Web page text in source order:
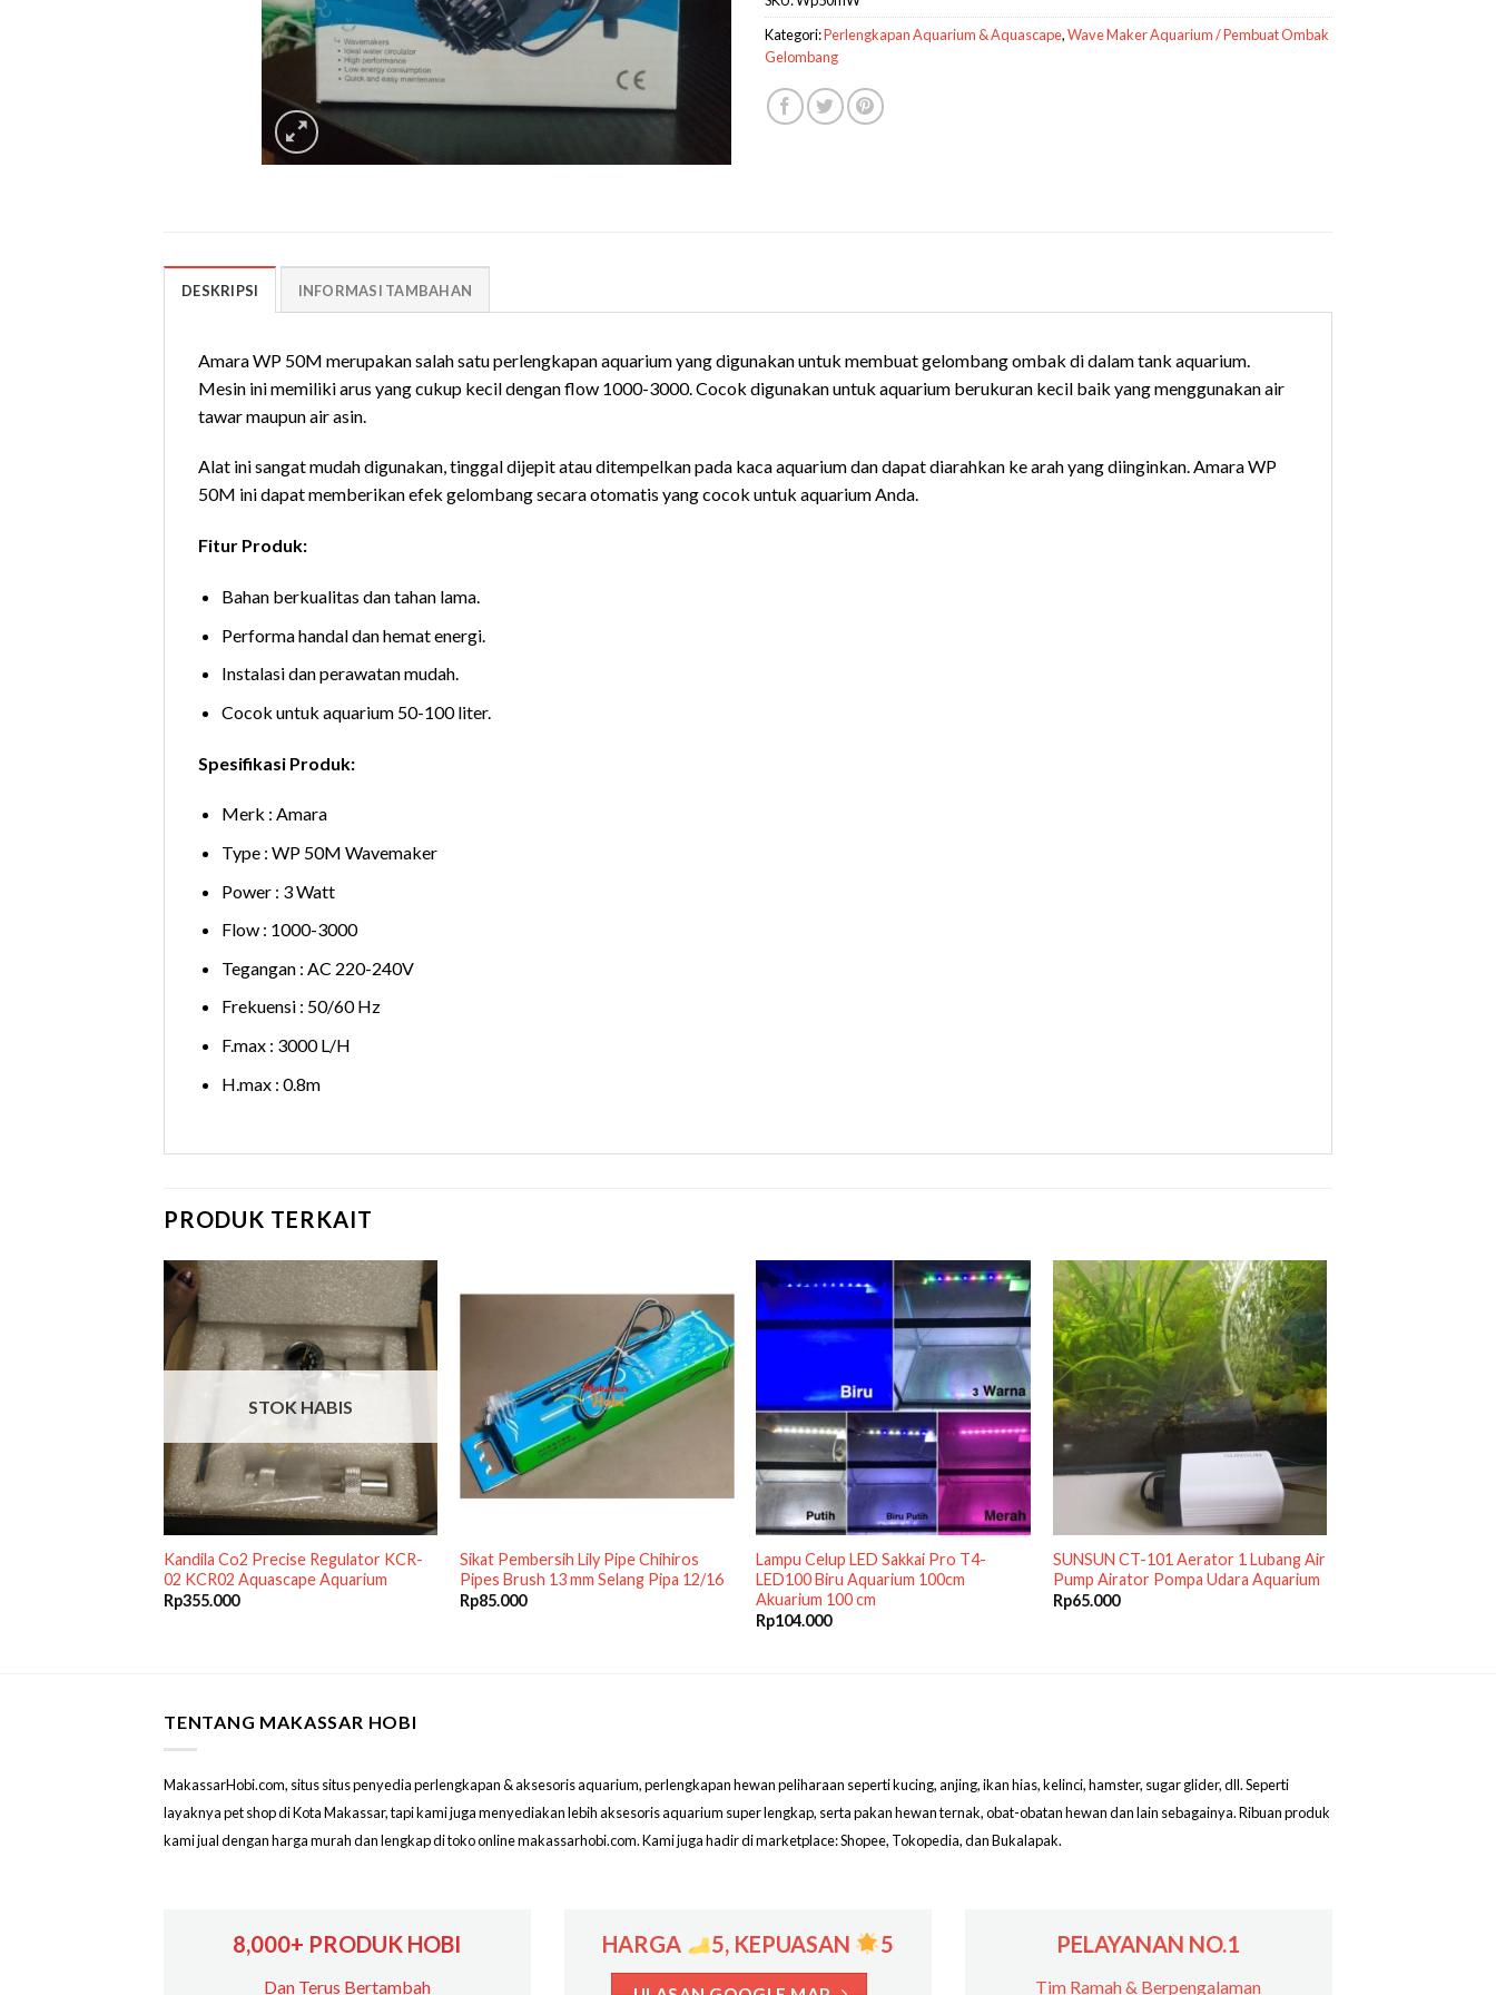
Kategori:Perlengkapan Aquarium & Aquascape,Wave Maker Aquarium / Pembuat Ombak
Gelombang
DESKRIPSI INFORMASI TAMBAHAN
Amara WP 50M merupakan salah satu perlengkapan aquarium yang digunakan untuk membuat gelombang ombak di dalam tank aquarium.
Mesin ini memiliki arus yang cukup kecil dengan flow 1000-3000. Cocok digunakan untuk aquarium berukuran kecil baik yang menggunakan air
tawar maupun air asin.
Alat ini sangat mudah digunakan, tinggal dijepit atau ditempelkan pada kaca aquarium dan dapat diarahkan ke arah yang diinginkan. Amara WP
50M ini dapat memberikan efek gelombang secara otomatis yang cocok untuk aquarium Anda.
Fitur Produk:
Bahan berkualitas dan tahan lama.
Performa handal dan hemat energi.
Instalasi dan perawatan mudah.
Cocok untuk aquarium 50-100 liter.
Spesifikasi Produk:
Merk : Amara
Type : WP 50M Wavemaker
Power : 3 Watt
Flow : 1000-3000
Tegangan : AC 220-240V
Frekuensi : 50/60 Hz
F.max : 3000 L/H
H.max : 0.8m
PRODUK TERKAIT
STOK HABIS
Kandila Co2 Precise Regulator KCR-
02 KCR02 Aquascape Aquarium
Rp355.000
Sikat Pembersih Lily Pipe Chihiros
Pipes Brush 13 mm Selang Pipa 12/16
Rp85.000
Lampu Celup LED Sakkai Pro T4-
LED100 Biru Aquarium 100cm
Akuarium 100 cm
Rp104.000
SUNSUN CT-101 Aerator 1 Lubang Air
Pump Airator Pompa Udara Aquarium
Rp65.000
TENTANG MAKASSAR HOBI
MakassarHobi.com, situs situs penyedia perlengkapan & aksesoris aquarium, perlengkapan hewan peliharaan seperti kucing, anjing, ikan hias, kelinci, hamster, sugar glider, dll. Seperti
layaknya pet shop di Kota Makassar, tapi kami juga menyediakan lebih aksesoris aquarium super lengkap, serta pakan hewan ternak, obat-obatan hewan dan lain sebagainya. Ribuan produk
kami jual dengan harga murah dan lengkap di toko online makassarhobi.com. Kami juga hadir di marketplace: Shopee, Tokopedia, dan Bukalapak.
8,000+ PRODUK HOBI
Dan Terus Bertambah
HARGA 5, KEPUASAN 5 PELAYANAN NO.1
Tim Ramah & Berpengalaman